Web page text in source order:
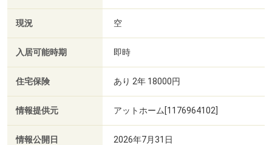
現況 空
入居可能時期 即時
住宅保険 あり 2年 18000円
情報提供元 アットホーム[1176964102]
情報公開日 2026年7月31日